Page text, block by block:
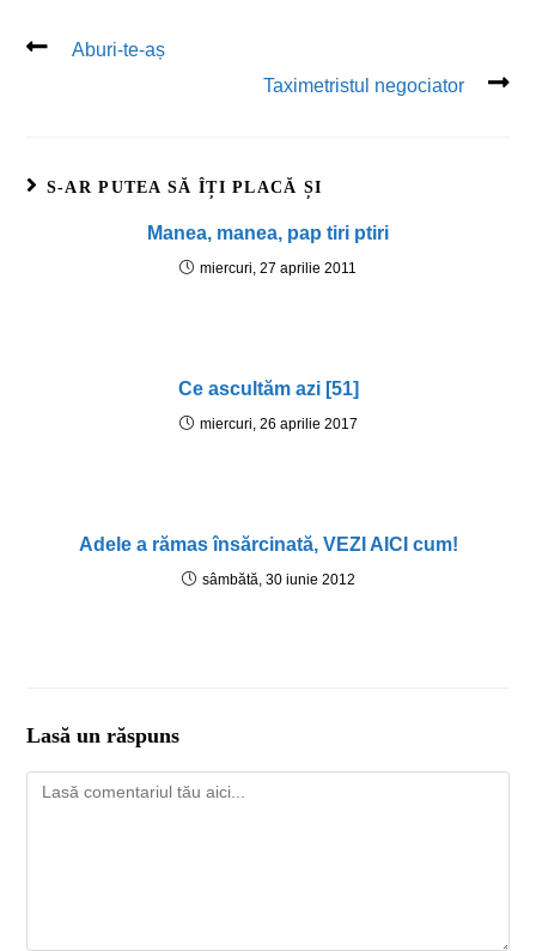
Aburi-te-aș
Taximetristul negociator
S-AR PUTEA SĂ ÎȚI PLACĂ ȘI
Manea, manea, pap tiri ptiri
miercuri, 27 aprilie 2011
Ce ascultăm azi [51]
miercuri, 26 aprilie 2017
Adele a rămas însărcinată, VEZI AICI cum!
sâmbătă, 30 iunie 2012
Lasă un răspuns